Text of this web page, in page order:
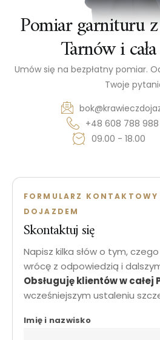
FORMULARZ
DOJAZDEM
Skontaktuj się
Napisz kilka słów o tym,
wrócę z odpowiedzią i
Obsługuję klientów w całej
wcześniejszym ustaleniu
Imię i nazwisko
Pomiar garnituru
Tarnów i
Umów się na bezpłatny pomiar.
Twoje
+48 608 788 988
09.00 - 18.00